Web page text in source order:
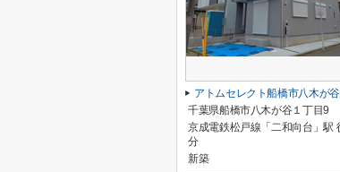
千葉県船橋市八木が谷１丁目9
京成電鉄松戸線「二和向台」駅
分
新築